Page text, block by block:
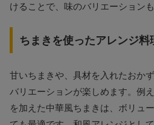
けることで、味のバリエーションも
ちまきを使ったアレンジ料
甘いちまきや、具材を入れたおか
バリエーションが楽しめます。例
を加えた中華風ちまきは、ボリュ